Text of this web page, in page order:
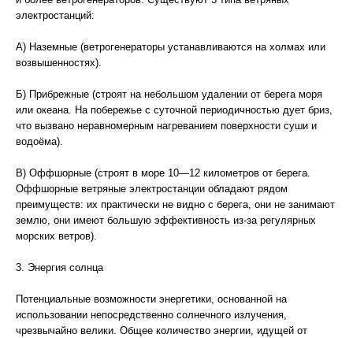
электростанций:
А) Наземные (ветрогенераторы устанавливаются на холмах или
возвышенностях).
Б) Прибрежные (строят на небольшом удалении от берега моря
или океана. На побережье с суточной периодичностью дует бриз,
что вызвано неравномерным нагреванием поверхности суши и
водоёма).
В) Оффшорные (строят в море 10—12 километров от берега.
Оффшорные ветряные электростанции обладают рядом
преимуществ: их практически не видно с берега, они не занимают
землю, они имеют большую эффективность из-за регулярных
морских ветров).
3. Энергия солнца
Потенциальные возможности энергетики, основанной на
использовании непосредственно солнечного излучения,
чрезвычайно велики. Общее количество энергии, идущей от